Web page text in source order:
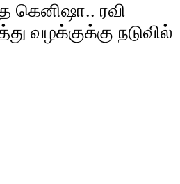
கெனிஷா.. ரவி
வழக்குக்கு நடுவில்